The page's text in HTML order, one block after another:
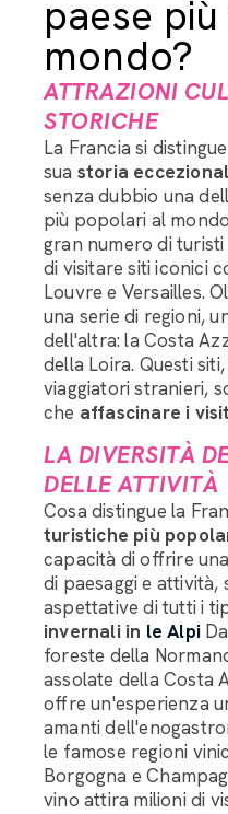
paese
mondo?
ATTRAZIONI
STORICHE
La Francia si
sua storia
senza dubbio una
più popolari al
gran numero di
di visitare siti iconici
Louvre e Versailles.
una serie di regioni,
dell'altra: la Costa
della Loira. Questi
viaggiatori stranieri,
che affascinare i
LA DIVERSITÀ
DELLE ATTIVITÀ
Cosa distingue la
turistiche più
capacità di offrire
di paesaggi e
aspettative di tutti i
invernali in le Alpi
foreste della
assolate della Costa
offre un'esperienza
amanti
le famose regioni
Borgogna e
vino attira milioni di
Buongiorno, come posso